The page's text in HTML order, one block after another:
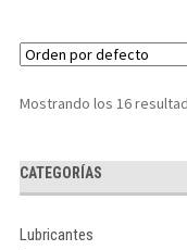
Mostrando los 16
CATEGORÍAS
Lubricantes